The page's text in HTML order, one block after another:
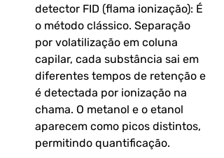
detector FID (flama ionização): É
o método clássico. Separação
por volatilização em coluna
capilar, cada substância sai em
diferentes tempos de retenção e
é detectada por ionização na
chama. O metanol e o etanol
aparecem como picos distintos,
permitindo quantificação.